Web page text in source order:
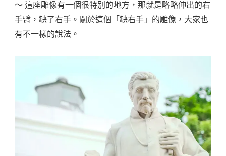
～ 這座雕像有一個很特別的地方，那就是略略伸出的右
手臂，缺了右手。關於這個「缺右手」的雕像，大家也
有不一樣的說法。